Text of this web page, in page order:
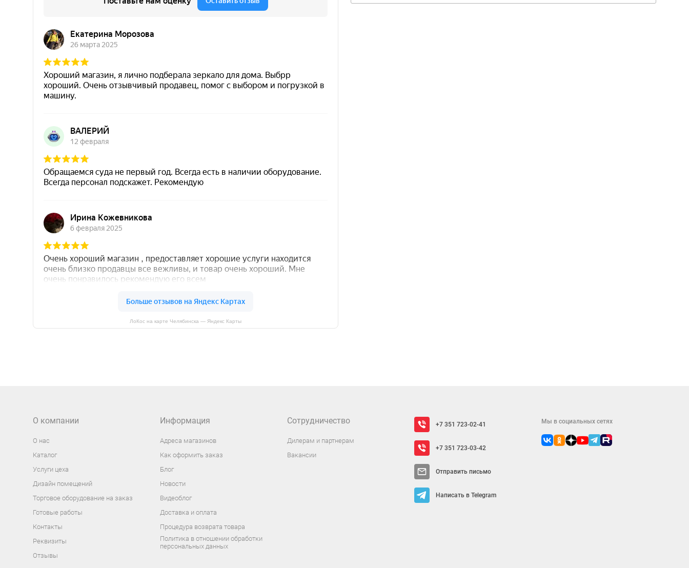
ЛоКос на карте Челябинска — Яндекс Карты
О компании
О нас
Каталог
Услуги цеха
Дизайн помещений
Торговое оборудование на заказ
Готовые работы
Контакты
Реквизиты
Отзывы
Информация
Адреса магазинов
Как оформить заказ
Блог
Новости
Видеоблог
Доставка и оплата
Процедура возврата товара
Политика в отношении обработки
персональных данных
Сотрудничество
Дилерам и партнерам
Вакансии
+7 351 723-02-41
+7 351 723-03-42
Отправить письмо
Написать в Telegram
Мы в социальных сетях